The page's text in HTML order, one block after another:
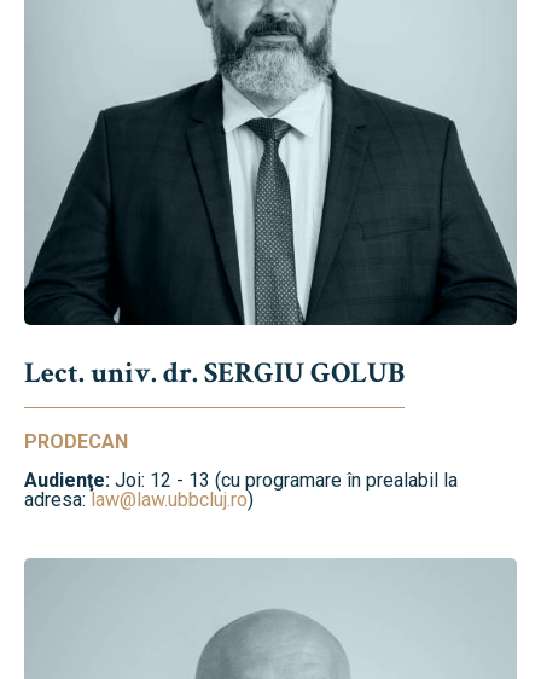
Lect. univ. dr. SERGIU GOLUB
PRODECAN
Audienţe: Joi: 12 - 13 (cu programare în prealabil la
adresa:law@law.ubbcluj.ro)